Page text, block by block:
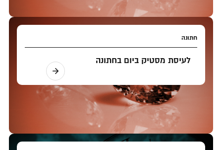
חתונה
לעיסת מסטיק ביום בחתונה